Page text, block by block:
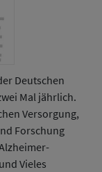
Deutschen
Mal jährlich.
Versorgung,
Forschung
Vieles